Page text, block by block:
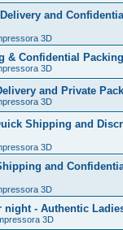
and
3D
& Confidential Packing
3D
and Private
3D
Shipping and
3D
and
3D
night - Authentic
3D